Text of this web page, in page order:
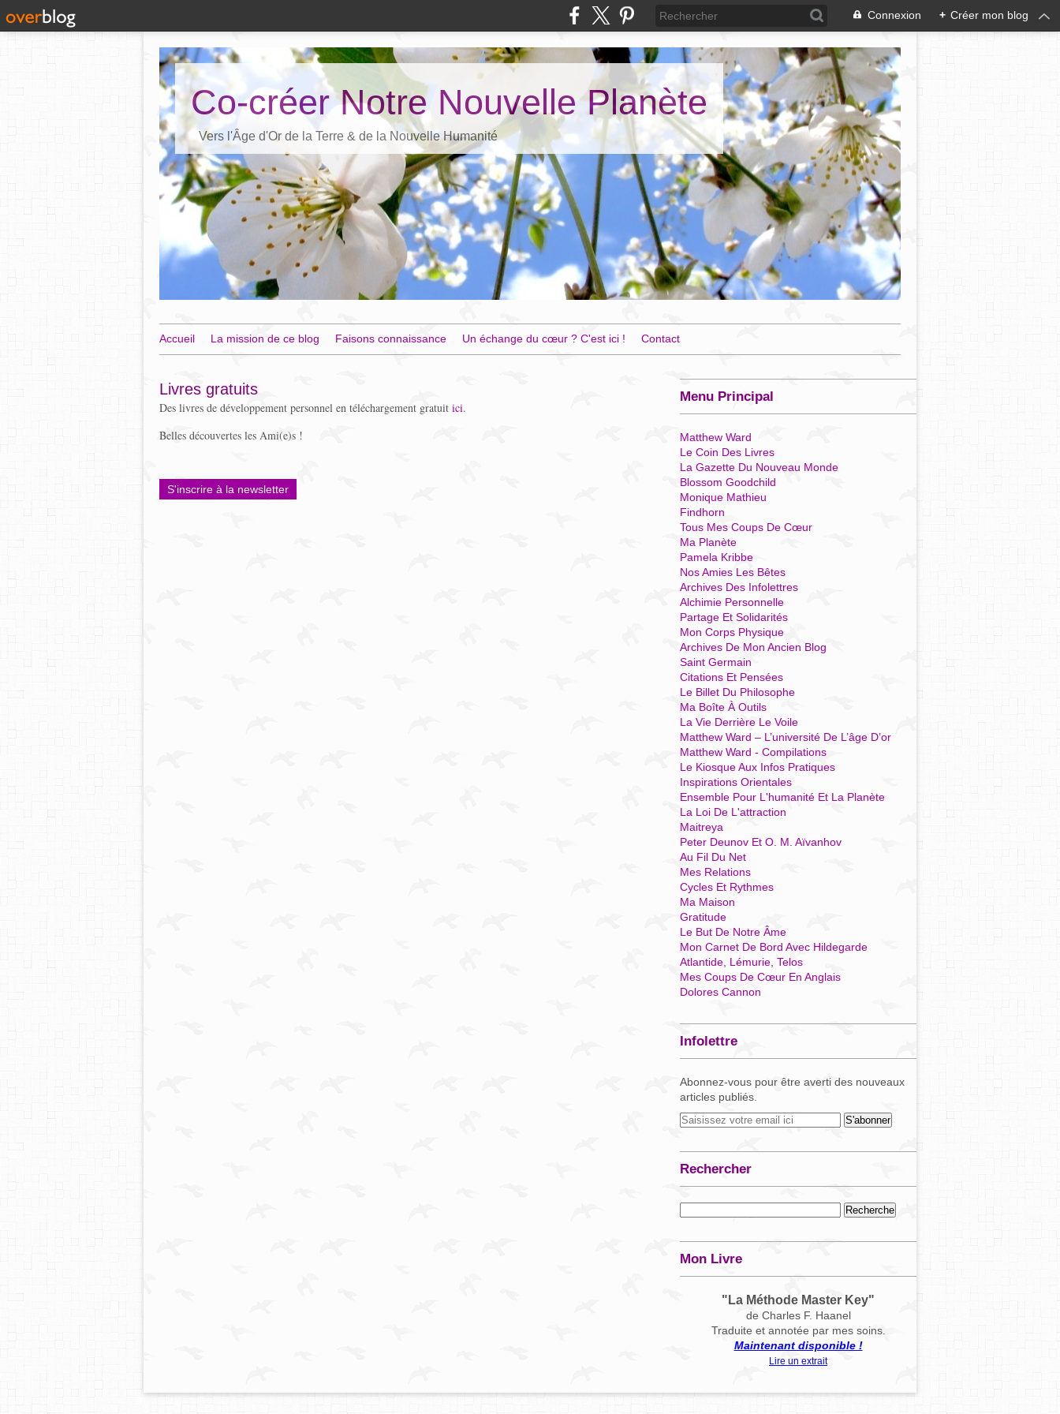
Connexion + Créer mon blog
Co-créer Notre Nouvelle Planète
Vers l'Âge d'Or de la Terre & de la Nouvelle Humanité
Accueil La mission de ce blog Faisons connaissance Un échange du cœur ? C'est ici ! Contact
Livres gratuits
Des livres de développement personnel en téléchargement gratuit ici.
Belles découvertes les Ami(e)s !
S'inscrire à la newsletter
Menu Principal
Matthew Ward
Le Coin Des Livres
La Gazette Du Nouveau Monde
Blossom Goodchild
Monique Mathieu
Findhorn
Tous Mes Coups De Cœur
Ma Planète
Pamela Kribbe
Nos Amies Les Bêtes
Archives Des Infolettres
Alchimie Personnelle
Partage Et Solidarités
Mon Corps Physique
Archives De Mon Ancien Blog
Saint Germain
Citations Et Pensées
Le Billet Du Philosophe
Ma Boîte À Outils
La Vie Derrière Le Voile
Matthew Ward – L’université De L’âge D’or
Matthew Ward - Compilations
Le Kiosque Aux Infos Pratiques
Inspirations Orientales
Ensemble Pour L'humanité Et La Planète
La Loi De L'attraction
Maitreya
Peter Deunov Et O. M. Aïvanhov
Au Fil Du Net
Mes Relations
Cycles Et Rythmes
Ma Maison
Gratitude
Le But De Notre Âme
Mon Carnet De Bord Avec Hildegarde
Atlantide, Lémurie, Telos
Mes Coups De Cœur En Anglais
Dolores Cannon
Infolettre
Abonnez-vous pour être averti des nouveaux
articles publiés.
Rechercher
Mon Livre
"La Méthode Master Key"
de Charles F. Haanel
Traduite et annotée par mes soins.
Maintenant disponible !
Lire un extrait